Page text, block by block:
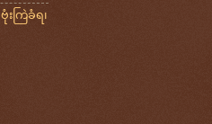
ကြဲခံရ၊